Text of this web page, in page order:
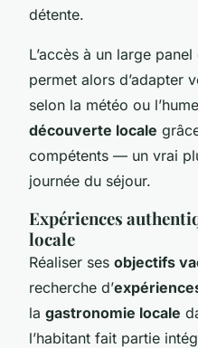
détente.
L’accès à un large panel
permet alors d’adapter
selon la météo ou
découverte locale
compétents — un vrai
journée du séjour.
Expériences
locale
Réaliser ses objectifs
recherche d’
la gastronomie locale
l’habitant fait partie